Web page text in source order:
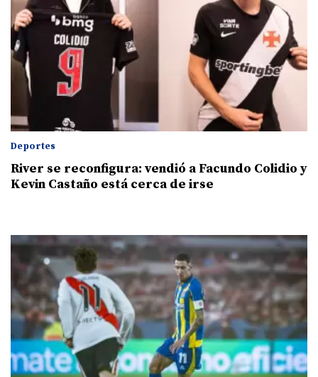
Deportes
River se reconfigura: vendió a Facundo Colidio y
Kevin Castaño está cerca de irse